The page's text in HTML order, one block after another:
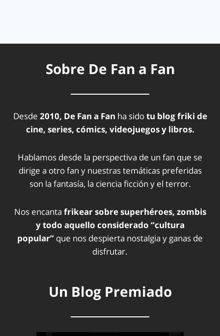
Sobre De Fan a Fan
Desde 2010, De Fan a Fan ha sidotu blog friki de
cine, series, cómics, videojuegos y libros.
Hablamos desde la perspectiva de un fan que se
dirige a otro fan y nuestras temáticas preferidas
son la fantasía, la ciencia ficción y el terror.
Nos encanta frikear sobre superhéroes, zombis
y todo aquello considerado “cultura
popular” que nos despierta nostalgia y ganas de
disfrutar.
Un Blog Premiado